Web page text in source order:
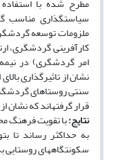
مطرح شده با
سیاستگذاری مناسب
ملزومات توسعه
کارآفرینی گردشگری،
امر گردشگری) در
نشان از تاثیرگذاری
سنتی روستاهای
قرار گرفته­اند که نشان
نتایج:با تقویت فرهنگ
به حداکثر رساند تا
سکونتگاه‎های روستایی به وضوح مشاهده گردد.